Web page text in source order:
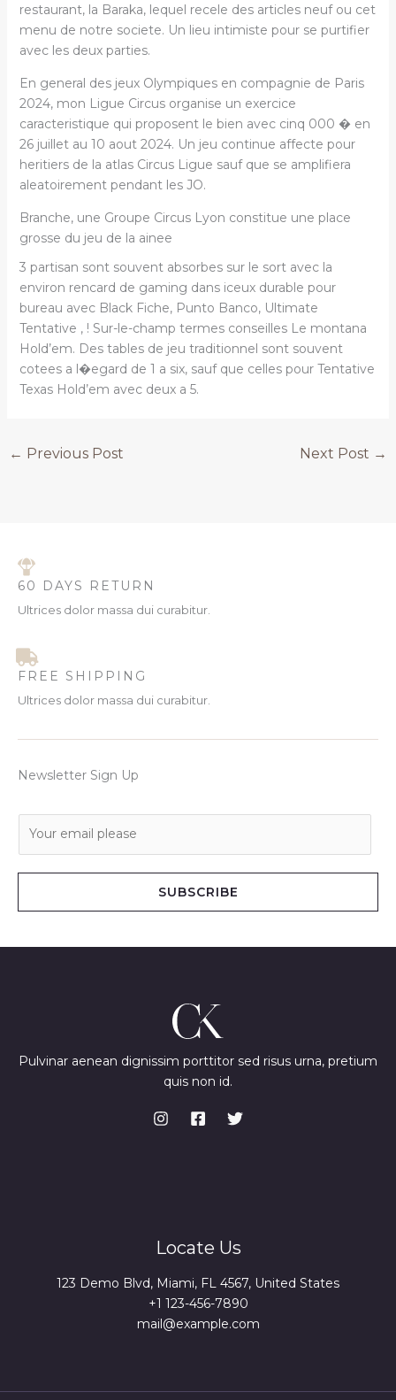
restaurant, la Baraka, lequel recele des articles neuf ou cet
menu de notre societe. Un lieu intimiste pour se purtifier
avec les deux parties.
En general des jeux Olympiques en compagnie de Paris
2024, mon Ligue Circus organise un exercice
caracteristique qui proposent le bien avec cinq 000 � en
26 juillet au 10 aout 2024. Un jeu continue affecte pour
heritiers de la atlas Circus Ligue sauf que se amplifiera
aleatoirement pendant les JO.
Branche, une Groupe Circus Lyon constitue une place
grosse du jeu de la ainee
3 partisan sont souvent absorbes sur le sort avec la
environ rencard de gaming dans iceux durable pour
bureau avec Black Fiche, Punto Banco, Ultimate
Tentative , ! Sur-le-champ termes conseilles Le montana
Hold’em. Des tables de jeu traditionnel sont souvent
cotees a l�egard de 1 a six, sauf que celles pour Tentative
Texas Hold’em avec deux a 5.
← Previous Post Next Post →
60 DAYS RETURN
Ultrices dolor massa dui curabitur.
FREE SHIPPING
Ultrices dolor massa dui curabitur.
Newsletter Sign Up
SUBSCRIBE
Pulvinar aenean dignissim porttitor sed risus urna, pretium
quis non id.
Locate Us
123 Demo Blvd, Miami, FL 4567, United States
+1 123-456-7890
mail@example.com